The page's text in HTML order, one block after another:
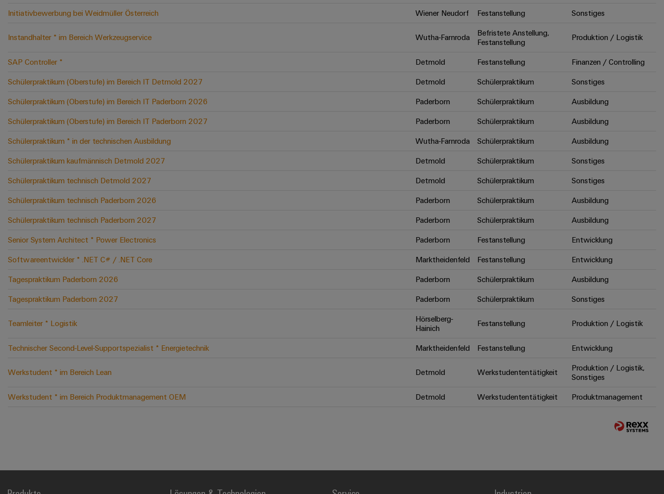
Initiativbewerbung bei Weidmüller Österreich
Wiener Neudorf Festanstellung Sonstiges
Instandhalter * im Bereich Werkzeugservice Wutha-Farnroda
Befristete Anstellung,
Festanstellung
Produktion / Logistik
SAP Controller * Detmold Festanstellung
Finanzen / Controlling
Schülerpraktikum (Oberstufe) im Bereich IT Detmold 2027
Detmold Schülerpraktikum
Sonstiges
Schülerpraktikum (Oberstufe) im Bereich IT Paderborn 2026
Paderborn Schülerpraktikum
Ausbildung
Schülerpraktikum (Oberstufe) im Bereich IT Paderborn 2027
Paderborn Schülerpraktikum
Ausbildung
Schülerpraktikum * in der technischen Ausbildung
Wutha-Farnroda Schülerpraktikum
Ausbildung
Schülerpraktikum kaufmännisch Detmold 2027
Detmold Schülerpraktikum
Sonstiges
Schülerpraktikum technisch Detmold 2027
Detmold Schülerpraktikum
Sonstiges
Schülerpraktikum technisch Paderborn 2026
Paderborn Schülerpraktikum
Ausbildung
Schülerpraktikum technisch Paderborn 2027
Paderborn Schülerpraktikum
Ausbildung
Senior System Architect * Power Electronics
Paderborn Festanstellung
Entwicklung
Softwareentwickler * .NET C# / .NET Core
Marktheidenfeld Festanstellung
Entwicklung
Tagespraktikum Paderborn 2026
Paderborn Schülerpraktikum
Ausbildung
Tagespraktikum Paderborn 2027
Paderborn Schülerpraktikum Sonstiges
Teamleiter * Logistik
Hörselberg-
Hainich
Festanstellung Produktion / Logistik
Technischer Second-Level-Supportspezialist * Energietechnik Marktheidenfeld Festanstellung Entwicklung
Werkstudent * im Bereich Lean Detmold Werkstudententätigkeit
Produktion / Logistik,
Sonstiges
Werkstudent * im Bereich Produktmanagement OEM
Detmold Werkstudententätigkeit Produktmanagement